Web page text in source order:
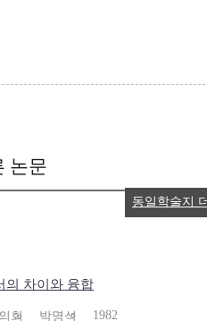
논문
의 차이와 융합
회 박명석 1982
동일학술지